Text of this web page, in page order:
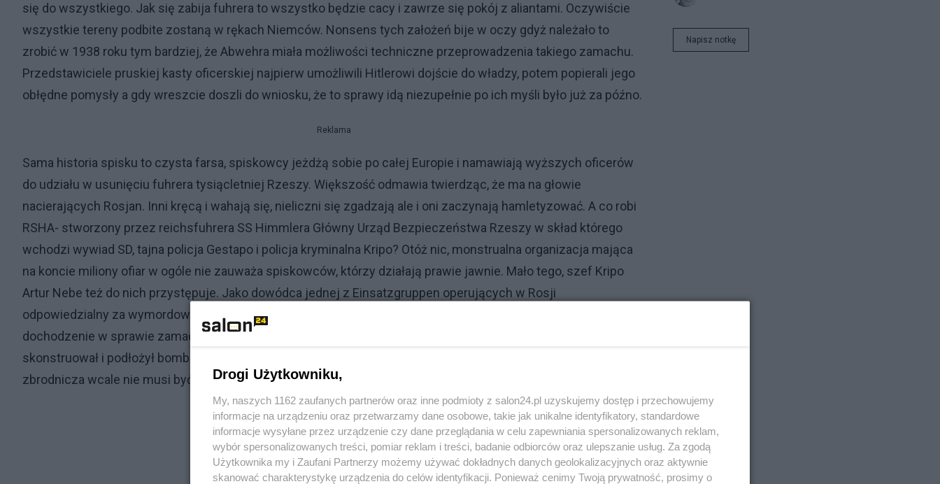
się do wszystkiego. Jak się zabija fuhrera to wszystko będzie cacy i zawrze się pokój z aliantami. Oczywiście
wszystkie tereny podbite zostaną w rękach Niemców. Nonsens tych założeń bije w oczy gdyż należało to
zrobić w 1938 roku tym bardziej, że Abwehra miała możliwości techniczne przeprowadzenia takiego zamachu.
Przedstawiciele pruskiej kasty oficerskiej najpierw umożliwili Hitlerowi dojście do władzy, potem popierali jego
obłędne pomysły a gdy wreszcie doszli do wniosku, że to sprawy idą niezupełnie po ich myśli było już za późno.
Reklama
Sama historia spisku to czysta farsa, spiskowcy jeżdżą sobie po całej Europie i namawiają wyższych oficerów
do udziału w usunięciu fuhrera tysiącletniej Rzeszy. Większość odmawia twierdząc, że ma na głowie
nacierających Rosjan. Inni kręcą i wahają się, nieliczni się zgadzają ale i oni zaczynają hamletyzować. A co robi
RSHA- stworzony przez reichsfuhrera SS Himmlera Główny Urząd Bezpieczeństwa Rzeszy w skład którego
wchodzi wywiad SD, tajna policja Gestapo i policja kryminalna Kripo? Otóż nic, monstrualna organizacja mająca
na koncie miliony ofiar w ogóle nie zauważa spiskowców, którzy działają prawie jawnie. Mało tego, szef Kripo
Artur Nebe też do nich przystępuje. Jako dowódca jednej z Einsatzgruppen operujących w Rosji
odpowiedzialny za wymordowanie tysięcy Żydów. Ciekawostką jest, że w 1939 roku to właśnie on prowadził
dochodzenie w sprawie zamachu na Hitlera dokonanego przez stolarza Georga Elsera, który samodzielnie
skonstruował i podłożył bombę w monachijskiej piwiarni gdzie miał przemawiać Hitler. Jak widać policja
zbrodnicza wcale nie musi być skuteczna.
Napisz notkę
Drogi Użytkowniku,
My, naszych 1162 zaufanych partnerów oraz inne podmioty z salon24.pl uzyskujemy dostęp i przechowujemy
informacje na urządzeniu oraz przetwarzamy dane osobowe, takie jak unikalne identyfikatory, standardowe
informacje wysyłane przez urządzenie czy dane przeglądania w celu zapewniania spersonalizowanych reklam,
wybór spersonalizowanych treści, pomiar reklam i treści, badanie odbiorców oraz ulepszanie usług. Za zgodą
Użytkownika my i Zaufani Partnerzy możemy używać dokładnych danych geolokalizacyjnych oraz aktywnie
skanować charakterystykę urządzenia do celów identyfikacji. Ponieważ cenimy Twoją prywatność, prosimy o